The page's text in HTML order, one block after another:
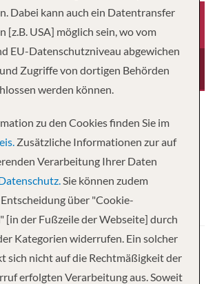
Länge
108 fuss
für Gäste die es im kleinen Kreis mögen. Das
Kabienen und ist mit einer Bar,
einem Sonnendeck ausgestattet. Zum
Buffet, welches täglich frisch zubereitet wird
bietet.
Dabei kann auch ein Datentransfer
[z.B. USA] möglich sein, wo vom
EU-Datenschutzniveau abgewichen
Zugriffe von dortigen Behörden
werden können.
zu den Cookies finden Sie im
Zusätzliche Informationen zur auf
Verarbeitung Ihrer Daten
Sie können zudem
über "Cookie-
[in der Fußzeile der Webseite] durch
Kategorien widerrufen. Ein solcher
sich nicht auf die Rechtmäßigkeit der
erfolgten Verarbeitung aus. Soweit